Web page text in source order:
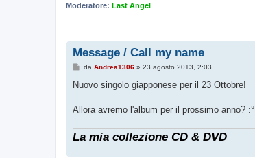
Moderatore: Last Angel
Message / Call my name
M
s
g
da Andrea1306» 23 agosto 2013, 2:03
Nuovo singolo giapponese per il 23 Ottobre!
Allora avremo l'album per il prossimo anno? :°
La mia collezione CD & DVD